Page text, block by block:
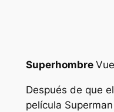
Superhombre
Después de que
película